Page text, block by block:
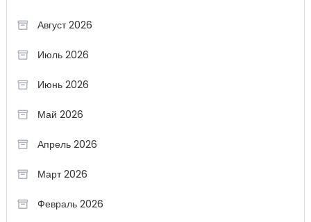
Август 2026
Июль 2026
Июнь 2026
Май 2026
Апрель 2026
Март 2026
Февраль 2026